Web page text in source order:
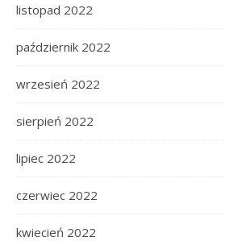
listopad 2022
październik 2022
wrzesień 2022
sierpień 2022
lipiec 2022
czerwiec 2022
kwiecień 2022